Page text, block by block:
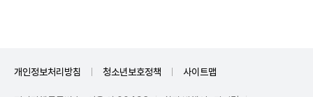
개인정보처리방침 청소년보호정책 사이트맵